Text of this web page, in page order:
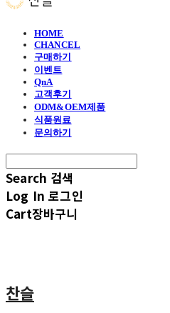
HOME
CHANCEL
구매하기
이벤트
QnA
고객후기
ODM&OEM제품
식품원료
문의하기
Search 검색
Log In 로그인
Cart장바구니
찬슬